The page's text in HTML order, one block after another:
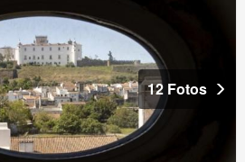
12 Fotos